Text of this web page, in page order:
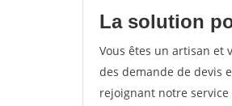
La solution
Vous êtes un artisan et
des demande de devis
rejoignant notre